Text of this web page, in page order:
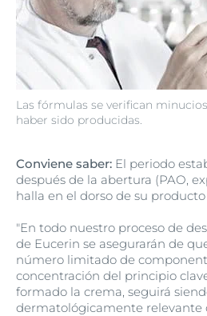
Las fórmulas se verifican
haber sido producidas.
Conviene saber: El periodo
después de la abertura (PAO,
halla en el dorso de su
"En todo nuestro proceso de
de Eucerin se asegurarán de
número limitado de
concentración del principio
formado la crema, seguirá
dermatológicamente relevante